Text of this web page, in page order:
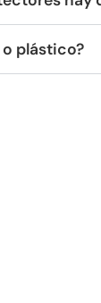
plástico?